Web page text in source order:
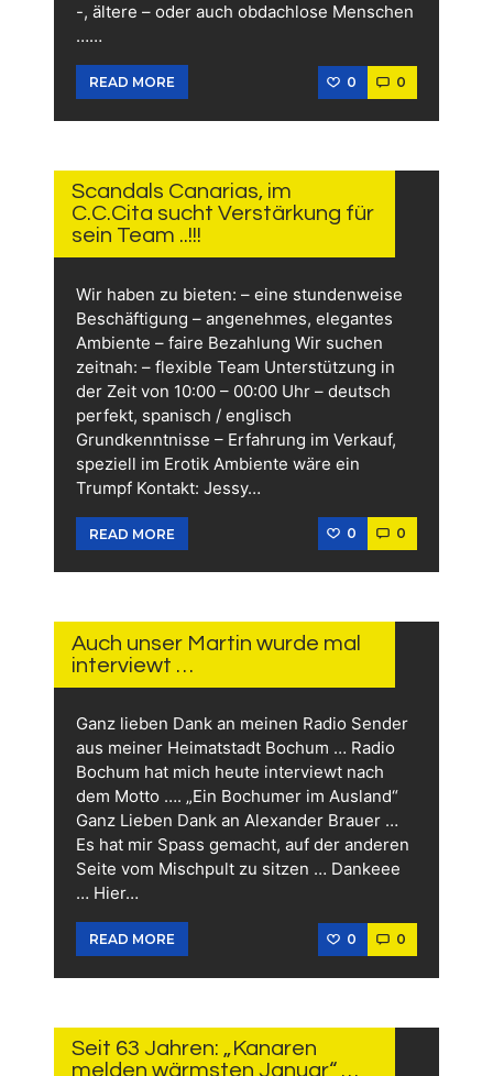
-, ältere – oder auch obdachlose Menschen
……
READ MORE 0 0
2024
Scandals Canarias, im
C.C.Cita sucht Verstärkung für
sein Team ..!!!
Wir haben zu bieten: – eine stundenweise
Beschäftigung – angenehmes, elegantes
Ambiente – faire Bezahlung Wir suchen
zeitnah: – flexible Team Unterstützung in
der Zeit von 10:00 – 00:00 Uhr – deutsch
perfekt, spanisch / englisch
Grundkenntnisse – Erfahrung im Verkauf,
speziell im Erotik Ambiente wäre ein
Trumpf Kontakt: Jessy…
READ MORE 0 0
Auch unser Martin wurde mal
interviewt …
Ganz lieben Dank an meinen Radio Sender
aus meiner Heimatstadt Bochum … Radio
Bochum hat mich heute interviewt nach
dem Motto …. „Ein Bochumer im Ausland“
Ganz Lieben Dank an Alexander Brauer …
Es hat mir Spass gemacht, auf der anderen
Seite vom Mischpult zu sitzen … Dankeee
… Hier…
READ MORE 0 0
2024
Seit 63 Jahren: „Kanaren
melden wärmsten Januar“ …